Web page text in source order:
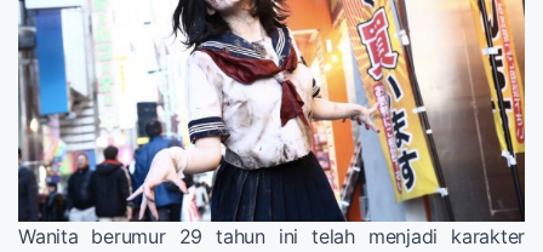
Wanita berumur 29 tahun ini telah menjadi karakter